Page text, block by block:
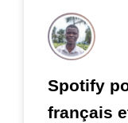
Spotify
français